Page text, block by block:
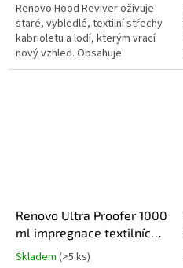
Renovo Hood Reviver oživuje
staré, vybledlé, textilní střechy
kabrioletu a lodí, kterým vrací
nový vzhled. Obsahuje
permanentní barviva na vodní
Renovo Ultra Proofer 1000
ml impregnace textilních
střech
Průměrné
Skladem (>5 ks)